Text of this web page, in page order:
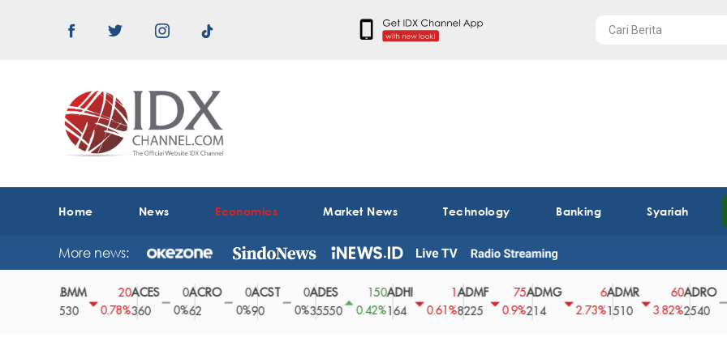
Home News Economics Market News Technology Banking Syariah
More news:
0.78%
ACES
360
0
0%
ACRO
0ACST
0ADES
35550
150
0.42%
ADHI
164
0.61%
ADMF
8225
75
0.9%
ADMG
214
2.73%
ADMR
1510
3.82%
ADRO
2540
0
0%